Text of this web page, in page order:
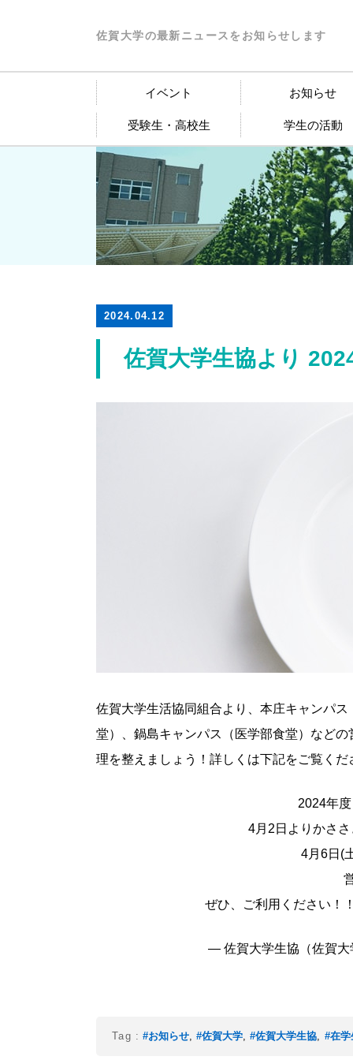
佐賀大学の最新ニュースをお知らせします
イベント お知らせ
受験生・高校生 学生の活動
2024.04.12
佐賀大学生協より
佐賀大学生活協同組合より、本庄キャンパ
堂）、鍋島キャンパス（医学部食堂）など
理を整えましょう！詳しくは下記をご覧くだ
2024年
4月2日よりかさ
4月6日(
営
ぜひ、ご利用ください！
— 佐賀大学生協（佐賀
Tag : #お知らせ, #佐賀大学, #佐賀大学生協, #在学